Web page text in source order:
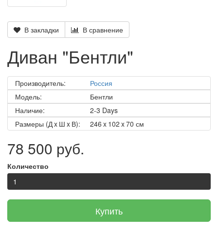
В закладки В сравнение
Диван "Бентли"
Производитель:
Россия
Модель:
Бентли
Наличие:
2-3 Days
Размеры (Д x Ш x В):
246 x 102 x 70 см
78 500 руб.
Количество
Купить